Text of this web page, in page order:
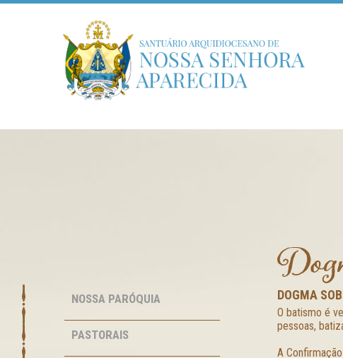
NOSSA PARÓQUIA
PASTORAIS
DOGMA
O batismo é
pessoas,
A